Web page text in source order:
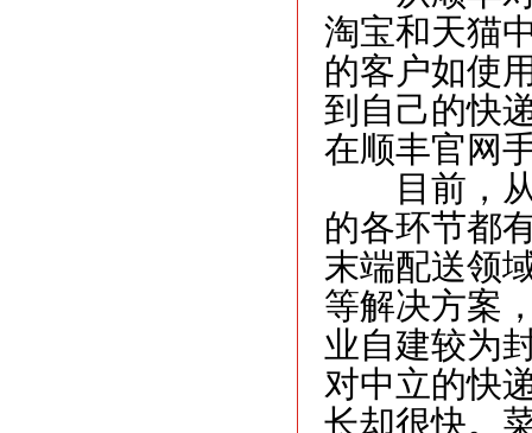
淘宝和天猫
的客户如使
到自己的快
在顺丰官网
目前，从
的各环节都
末端配送领
等解决方案
业自建较为
对中立的快
长却很快。